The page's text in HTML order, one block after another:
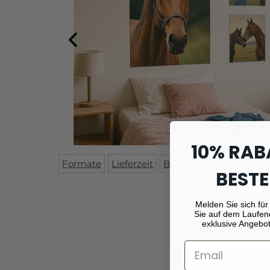
Formate Lieferzeit Beschreibung
10%
Melden Sie sich
Sie auf dem
exklusive